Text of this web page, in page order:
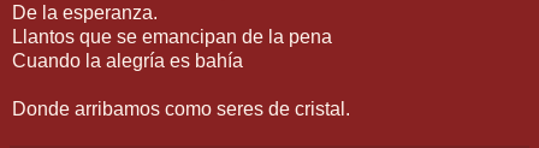
De la esperanza.
Llantos que se emancipan de la pena
Cuando la alegría es bahía
Donde arribamos como seres de cristal.